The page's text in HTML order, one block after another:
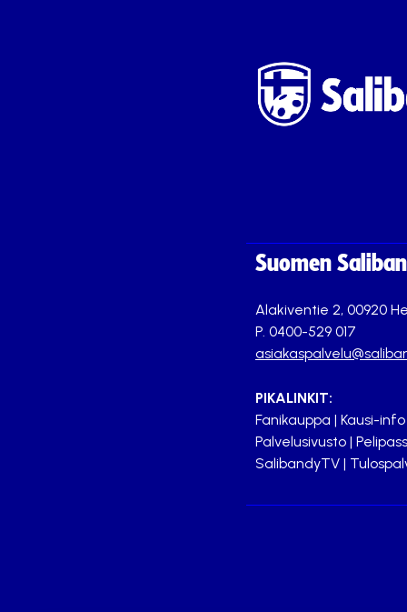
Suomen
Alakiventie 2, 00920
P. 0400-529 017
PIKALINKIT:
Fanikauppa | Kausi-info
Palvelusivusto |
SalibandyTV |